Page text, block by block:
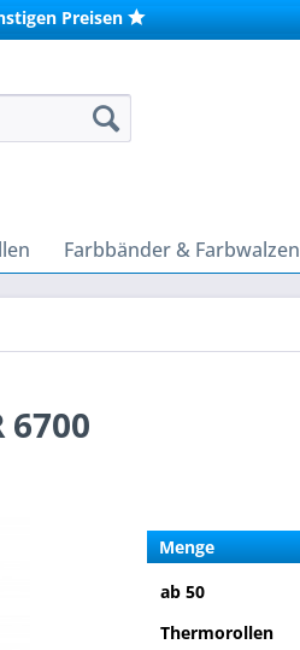
Preisen
Farbbänder & Farbwalzen
Menge
ab 50
Thermorollen